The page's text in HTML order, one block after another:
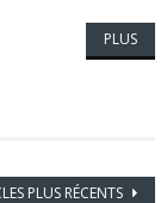
PLUS
PLUS RÉCENTS